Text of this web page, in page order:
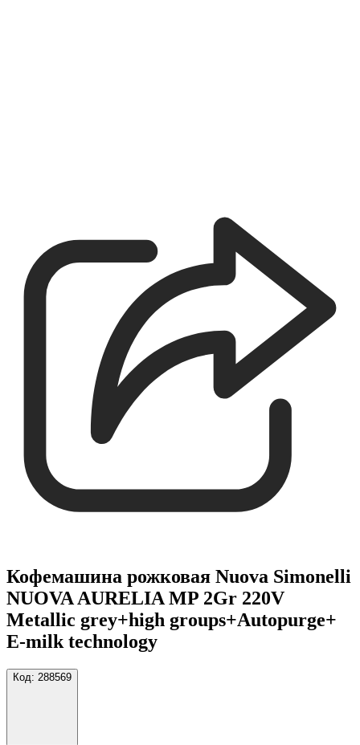
Кофемашина рожковая Nuova Simonelli
NUOVA AURELIA MP 2Gr 220V
Metallic grey+high groups+Autopurge+
E-milk technology
Код: 288569